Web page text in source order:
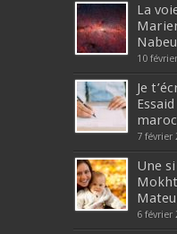
La
10
Je
7 février
Une
6 février